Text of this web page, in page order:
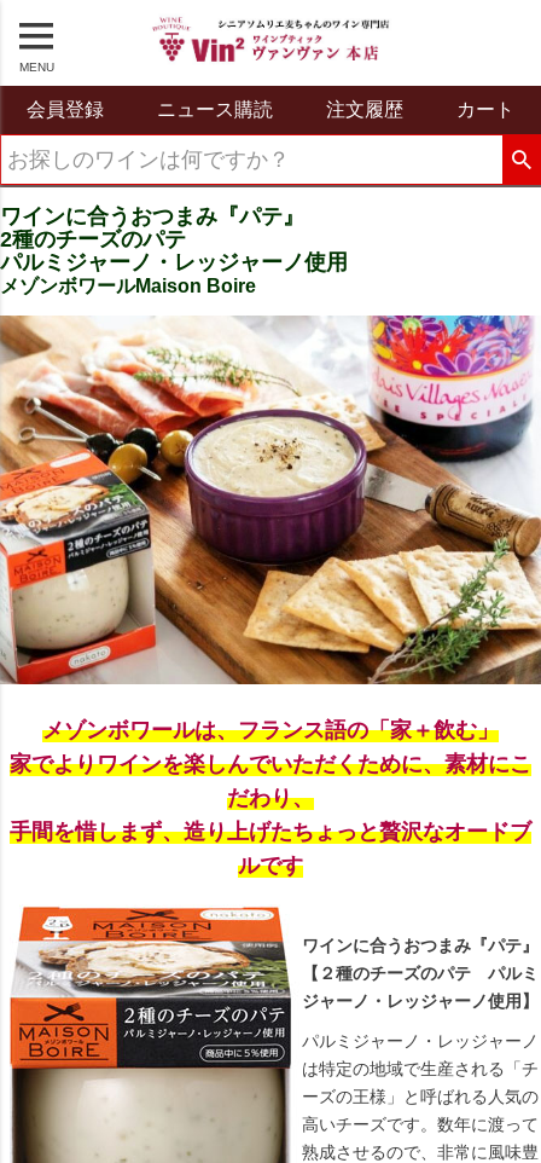
MENU
会員登録 ニュース購読 注文履歴 カート
ワインに合うおつまみ『パテ』
2種のチーズのパテ
パルミジャーノ・レッジャーノ使用
メゾンボワールMaison Boire
メゾンボワールは、フランス語の「家＋飲む」
家でよりワインを楽しんでいただくために、素材にこ
だわり、
手間を惜しまず、造り上げたちょっと贅沢なオードブ
ルです
ワインに合うおつまみ『パテ』
【２種のチーズのパテ パルミ
ジャーノ・レッジャーノ使用】
パルミジャーノ・レッジャーノ
は特定の地域で生産される「チ
ーズの王様」と呼ばれる人気の
高いチーズです。数年に渡って
熟成させるので、非常に風味豊